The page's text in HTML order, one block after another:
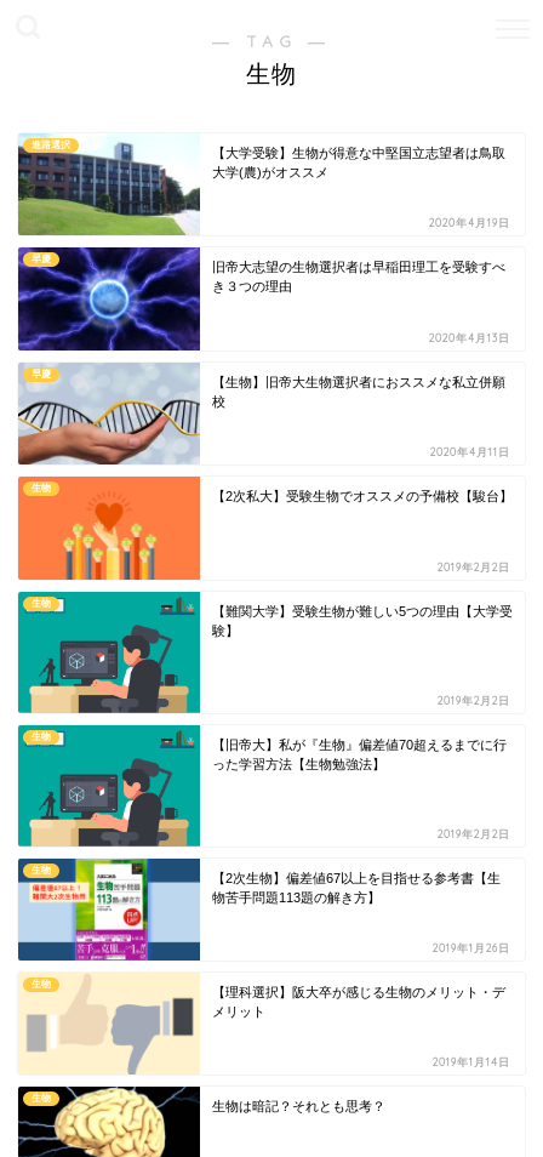
― TAG ―
生物
進路選択
【大学受験】生物が得意な中堅国立志望者は鳥取
大学(農)がオススメ
2020年4月19日
早慶
旧帝大志望の生物選択者は早稲田理工を受験すべ
き３つの理由
2020年4月13日
早慶
【生物】旧帝大生物選択者におススメな私立併願
校
2020年4月11日
生物
【2次私大】受験生物でオススメの予備校【駿台】
2019年2月2日
生物
【難関大学】受験生物が難しい5つの理由【大学受
験】
2019年2月2日
生物
【旧帝大】私が『生物』偏差値70超えるまでに行
った学習方法【生物勉強法】
2019年2月2日
生物
【2次生物】偏差値67以上を目指せる参考書【生
物苦手問題113題の解き方】
2019年1月26日
生物
【理科選択】阪大卒が感じる生物のメリット・デ
メリット
2019年1月14日
生物
生物は暗記？それとも思考？